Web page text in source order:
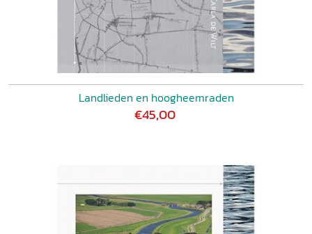
Landlieden en hoogheemraden
€45,00